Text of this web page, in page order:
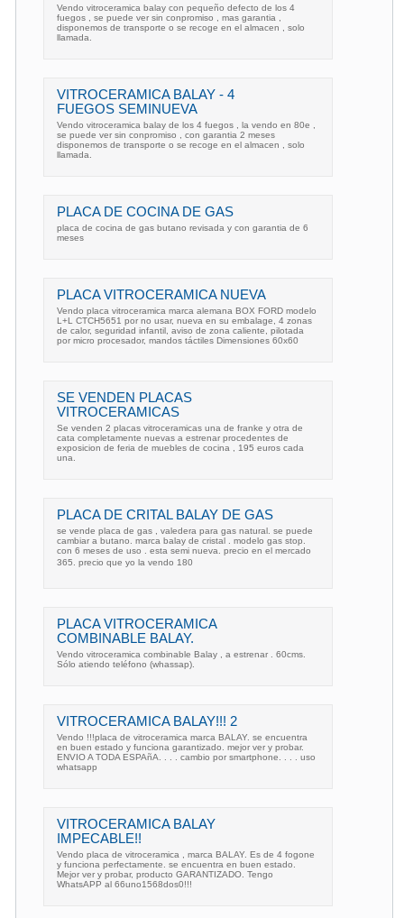
Vendo vitroceramica balay con pequeño defecto de los 4
fuegos , se puede ver sin conpromiso , mas garantia ,
disponemos de transporte o se recoge en el almacen , solo
llamada.
VITROCERAMICA BALAY - 4
FUEGOS SEMINUEVA
Vendo vitroceramica balay de los 4 fuegos , la vendo en 80e ,
se puede ver sin conpromiso , con garantia 2 meses
disponemos de transporte o se recoge en el almacen , solo
llamada.
PLACA DE COCINA DE GAS
placa de cocina de gas butano revisada y con garantia de 6
meses
PLACA VITROCERAMICA NUEVA
Vendo placa vitroceramica marca alemana BOX FORD modelo
L+L CTCH5651 por no usar, nueva en su embalage, 4 zonas
de calor, seguridad infantil, aviso de zona caliente, pilotada
por micro procesador, mandos táctiles Dimensiones 60x60
SE VENDEN PLACAS
VITROCERAMICAS
Se venden 2 placas vitroceramicas una de franke y otra de
cata completamente nuevas a estrenar procedentes de
exposicion de feria de muebles de cocina , 195 euros cada
una.
PLACA DE CRITAL BALAY DE GAS
se vende placa de gas , valedera para gas natural. se puede
cambiar a butano. marca balay de cristal . modelo gas stop.
con 6 meses de uso . esta semi nueva. precio en el mercado
365. precio que yo la vendo 180
PLACA VITROCERAMICA
COMBINABLE BALAY.
Vendo vitroceramica combinable Balay , a estrenar . 60cms.
Sólo atiendo teléfono (whassap).
VITROCERAMICA BALAY!!! 2
Vendo !!!placa de vitroceramica marca BALAY. se encuentra
en buen estado y funciona garantizado. mejor ver y probar.
ENVIO A TODA ESPAñA. . . . cambio por smartphone. . . . uso
whatsapp
VITROCERAMICA BALAY
IMPECABLE!!
Vendo placa de vitroceramica , marca BALAY. Es de 4 fogone
y funciona perfectamente. se encuentra en buen estado.
Mejor ver y probar, producto GARANTIZADO. Tengo
WhatsAPP al 66uno1568dos0!!!